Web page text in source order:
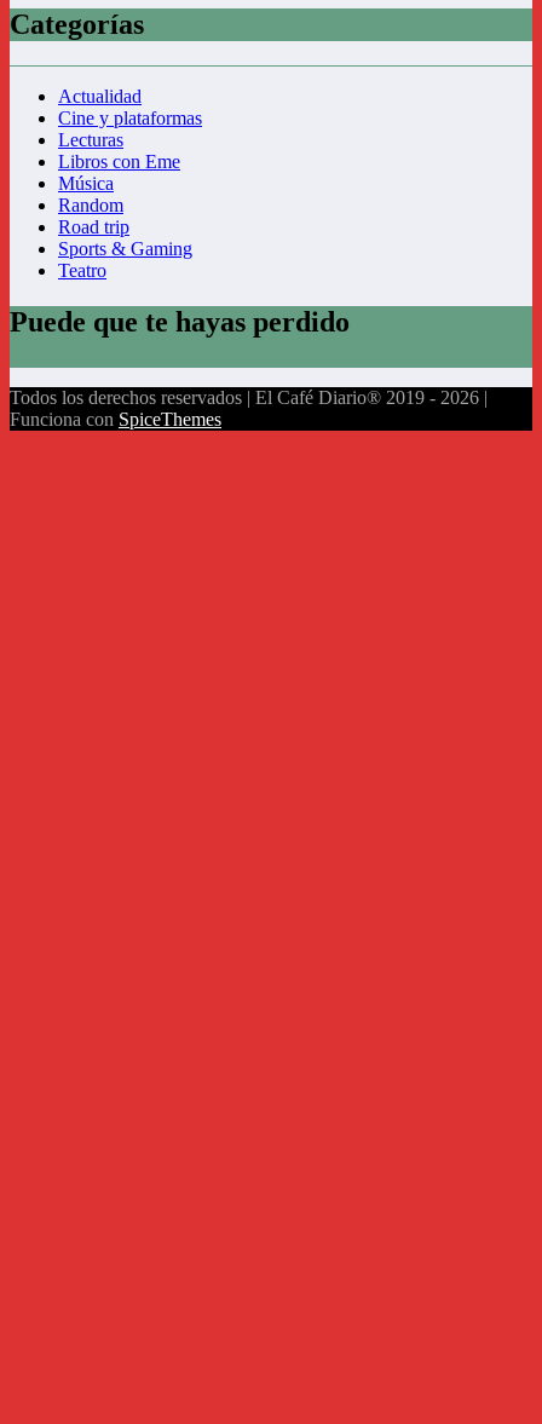
Categorías
Actualidad
Cine y plataformas
Lecturas
Libros con Eme
Música
Random
Road trip
Sports & Gaming
Teatro
Puede que te hayas perdido
Todos los derechos reservados | El Café Diario® 2019 - 2026 |
Funciona con SpiceThemes